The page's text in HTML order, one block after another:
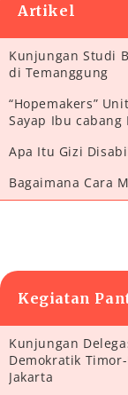
Artikel
Kunjungan Studi
di Temanggung
“Hopemakers”
Sayap Ibu cabang
Apa Itu Gizi
Bagaimana Cara
Kegiatan
Kunjungan
Demokratik
Jakarta